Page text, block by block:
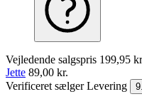
Vejledende salgspris 199,95
Jette 89,00 kr.
Verificeret sælgerLevering